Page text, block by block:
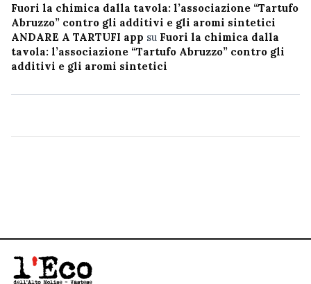
Fuori la chimica dalla tavola: l’associazione “Tartufo
Abruzzo” contro gli additivi e gli aromi sintetici
ANDARE A TARTUFI app su Fuori la chimica dalla
tavola: l’associazione “Tartufo Abruzzo” contro gli
additivi e gli aromi sintetici